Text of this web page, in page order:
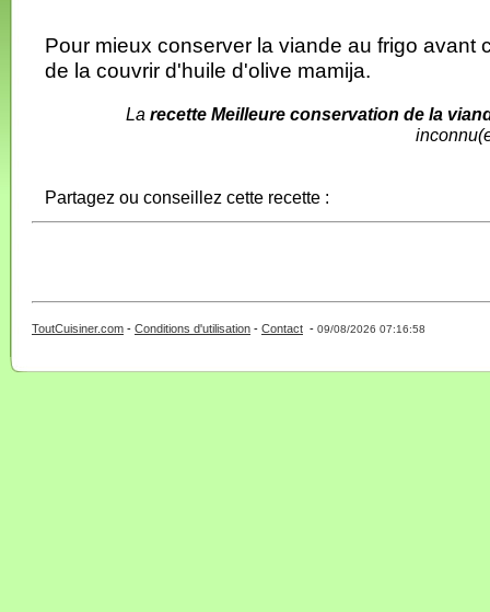
Pour mieux conserver la viande au frigo avant
de la couvrir d'huile d'olive mamija.
La recette Meilleure conservation de la
Partagez ou conseillez cette recette :
ToutCuisiner.com - Conditions d'utilisation - Contact - 09/08/2026 07:16:58